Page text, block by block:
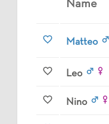
Name
Matteo
Leo
Nino